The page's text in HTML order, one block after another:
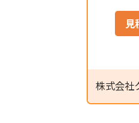
見
株式会社